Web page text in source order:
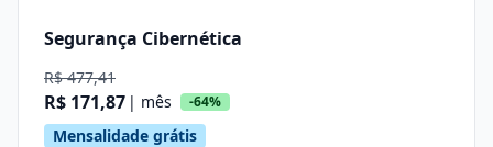
Segurança Cibernética
R$ 477,41
R$ 171,87 | mês -64%
Mensalidade grátis